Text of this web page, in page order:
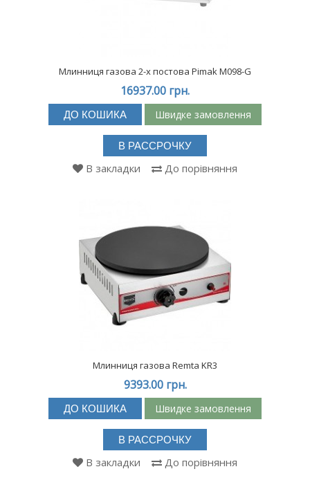
Млинниця газова 2-х постова Pimak М098-G
16937.00 грн.
ДО КОШИКА Швидке замовлення
В РАССРОЧКУ
В закладки До порівняння
Млинниця газова Remta KR3
9393.00 грн.
ДО КОШИКА Швидке замовлення
В РАССРОЧКУ
В закладки До порівняння